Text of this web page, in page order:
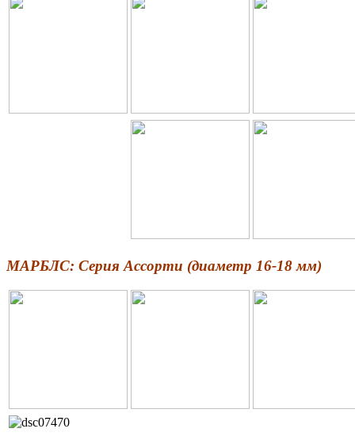
МАРБЛС: Серия Ассорти (диаметр 16-18 мм)